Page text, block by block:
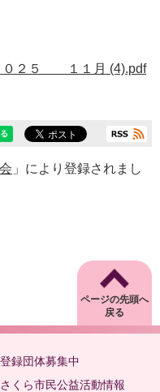
０２５ １１月 (4).pdf
」により登録されまし
ページの先頭へ
戻る
登録団体募集中
さくら市民公益活動情報